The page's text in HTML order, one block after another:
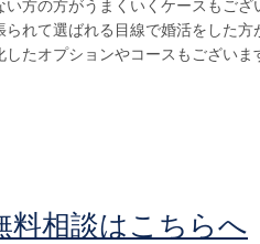
方の方がうまくいくケースもござ
れて選ばれる目線で婚活をした方
たオプションやコースもございま
料相談はこちらへ